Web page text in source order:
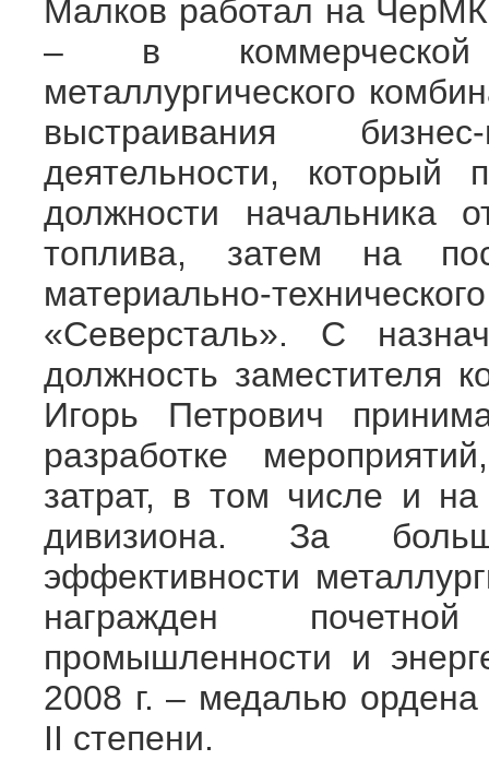
Малков работал на
– в коммерческой
металлургического
выстраивания
деятельности,
должности начальника
топлива, затем на
материально-
«Северсталь». С
должность заместителя
Игорь Петрович
разработке
затрат, в том числе и на
дивизиона. За
эффективности
награжден
промышленности и
2008 г. – медалью ордена
II степени.